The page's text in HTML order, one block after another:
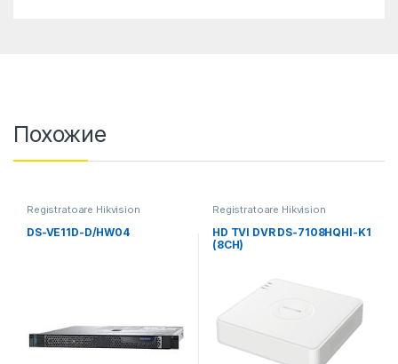
Похожие
Registratoare Hikvision
DS-VE11D-D/HW04
Registratoare Hikvision
HD TVI DVR DS-7108HQHI-K1
(8CH)